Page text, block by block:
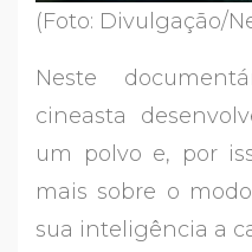
(Foto: Divulgação/
Neste
cineasta
um polvo e, por
mais sobre o
sua inteligência a